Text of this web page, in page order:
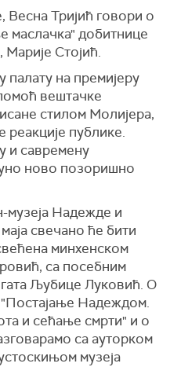
Весна Тријић говори о
маслачка" добитнице
Стојић.
палату на премијеру
вештачке
стилом Молијера,
реакције публике.
и савремену
ново позоришно
Надежде и
свечано ће бити
минхенском
са посебним
Љубице Луковић. О
"Постајање Надеждом.
и сећање смрти" и о
са ауторком
музеја